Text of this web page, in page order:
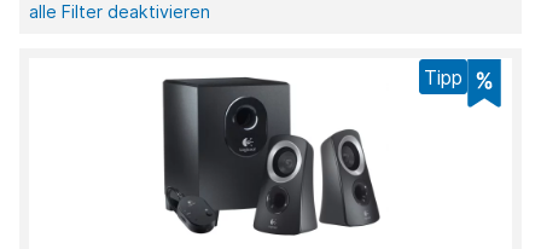
alle Filter deaktivieren
Tipp